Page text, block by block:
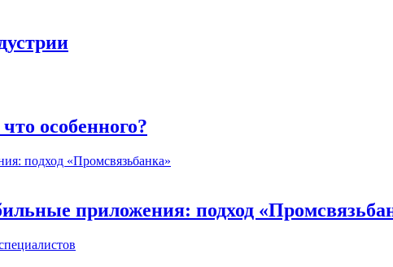
особенного?
приложения: подход